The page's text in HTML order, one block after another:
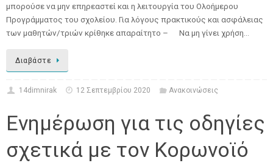
μπορούσε να μην επηρεαστεί και η λειτουργία του Ολοήμερου
Προγράμματος του σχολείου. Για λόγους πρακτικούς και ασφάλειας
των μαθητών/τριών κρίθηκε απαραίτητο – Να μη γίνει χρήση…
Διαβάστε
14dimnirak 12 Σεπτεμβρίου 2020 Ανακοινώσεις
Ενημέρωση για τις οδηγίες
σχετικά με τον Κορωνοϊό